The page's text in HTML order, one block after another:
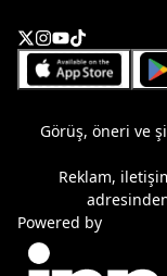
Görüş, öneri ve
Reklam,
Powered by